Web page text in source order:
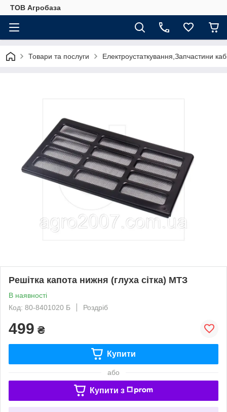
ТОВ Агробаза
Товари та послуги Електроустаткування,Запчастини
Решітка капота нижня (глуха сітка) МТЗ
В наявності
Код: 80-8401020 Б
Роздріб
499 ₴
Купити
або
Купити з